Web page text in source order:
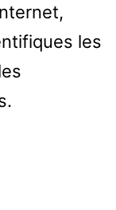
les